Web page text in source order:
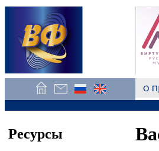
Ресурсы